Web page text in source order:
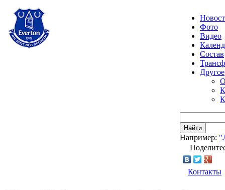
Фото
Видео
Состав
Другое
Найти
Например:
Контакты